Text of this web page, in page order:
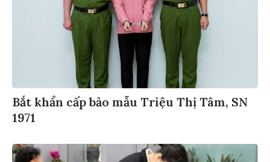
Bắt khẩn cấp bảo mẫu Triệu Thị Tâm, SN
1971